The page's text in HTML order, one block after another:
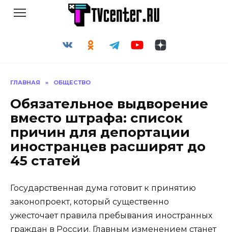
ГЛАВНАЯ » ОБЩЕСТВО
Обязательное выдворение
вместо штрафа: список
причин для депортации
иностранцев расширят до
45 статей
Государственная дума готовит к принятию
законопроект, который существенно
ужесточает правила пребывания иностранных
граждан в России. Главным изменением станет